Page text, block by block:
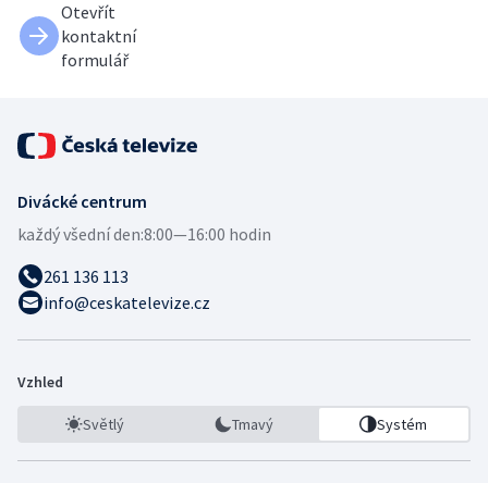
Otevřít
kontaktní
formulář
Divácké centrum
každý všední den:8:00—16:00 hodin
261 136 113
info@ceskatelevize.cz
Vzhled
Světlý Tmavý Systém